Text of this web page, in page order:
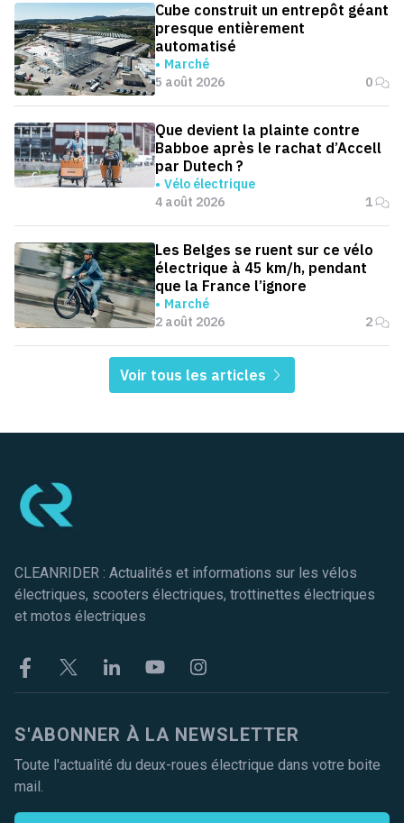
Cube construit un entrepôt géant
presque entièrement
automatisé
Marché
5 août 2026
0
Que devient la plainte contre
Babboe après le rachat d’Accell
par Dutech ?
Vélo électrique
4 août 2026
1
Les Belges se ruent sur ce vélo
électrique à 45 km/h, pendant
que la France l’ignore
Marché
2 août 2026
2
Voir tous les articles
CLEANRIDER : Actualités et informations sur les vélos
électriques, scooters électriques, trottinettes électriques
et motos électriques
FacebookTwitter LinkekinYoutubeInstagram
S'ABONNER À LA NEWSLETTER
Toute l'actualité du deux-roues électrique dans votre boite
mail.